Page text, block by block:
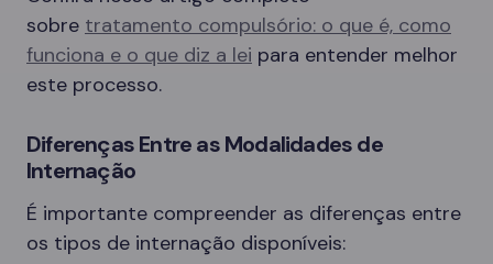
sobre tratamento compulsório: o que é, como
funciona e o que diz a lei para entender melhor
este processo.
Diferenças Entre as Modalidades de
Internação
É importante compreender as diferenças entre
os tipos de internação disponíveis: